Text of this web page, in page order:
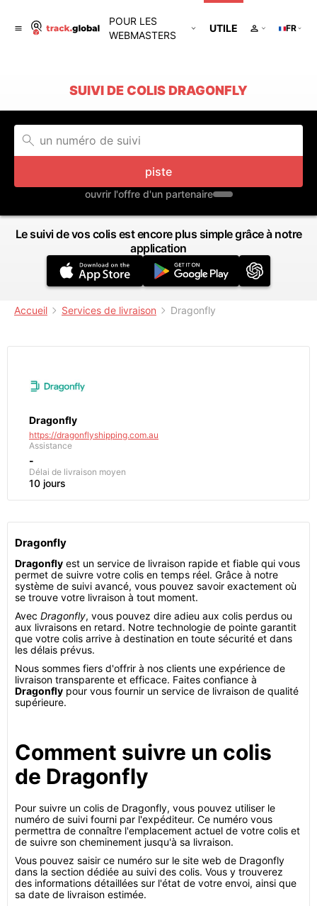
POUR LES
WEBMASTERS
UTILE FR
SUIVI DE COLIS DRAGONFLY
piste
ouvrir l'offre d'un partenaire
Le suivi de vos colis est encore plus simple grâce à notre
application
Accueil Services de livraison Dragonfly
Dragonfly
https://dragonflyshipping.com.au
Assistance
-
Délai de livraison moyen
10 jours
Dragonfly
Dragonfly est un service de livraison rapide et fiable qui vous
permet de suivre votre colis en temps réel. Grâce à notre
système de suivi avancé, vous pouvez savoir exactement où
se trouve votre livraison à tout moment.
Avec Dragonfly, vous pouvez dire adieu aux colis perdus ou
aux livraisons en retard. Notre technologie de pointe garantit
que votre colis arrive à destination en toute sécurité et dans
les délais prévus.
Nous sommes fiers d'offrir à nos clients une expérience de
livraison transparente et efficace. Faites confiance à
Dragonfly pour vous fournir un service de livraison de qualité
supérieure.
Comment suivre un colis
de Dragonfly
Pour suivre un colis de Dragonfly, vous pouvez utiliser le
numéro de suivi fourni par l'expéditeur. Ce numéro vous
permettra de connaître l'emplacement actuel de votre colis et
de suivre son cheminement jusqu'à sa livraison.
Vous pouvez saisir ce numéro sur le site web de Dragonfly
dans la section dédiée au suivi des colis. Vous y trouverez
des informations détaillées sur l'état de votre envoi, ainsi que
sa date de livraison estimée.